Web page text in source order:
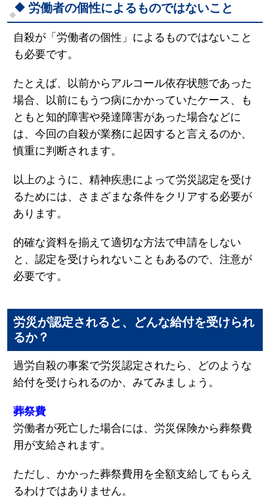
労働者の個性によるものではないこと
自殺が「労働者の個性」によるものではないこと
も必要です。
たとえば、以前からアルコール依存状態であった
場合、以前にもうつ病にかかっていたケース、も
ともと知的障害や発達障害があった場合などに
は、今回の自殺が業務に起因すると言えるのか、
慎重に判断されます。
以上のように、精神疾患によって労災認定を受け
るためには、さまざまな条件をクリアする必要が
あります。
的確な資料を揃えて適切な方法で申請をしない
と、認定を受けられないこともあるので、注意が
必要です。
労災が認定されると、どんな給付を受けられ
るか？
過労自殺の事案で労災認定されたら、どのような
給付を受けられるのか、みてみましょう。
葬祭費
労働者が死亡した場合には、労災保険から葬祭費
用が支給されます。
ただし、かかった葬祭費用を全額支給してもらえ
るわけではありません。